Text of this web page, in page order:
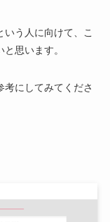
いう人に向けて、こ
思います。
にしてみてくださ